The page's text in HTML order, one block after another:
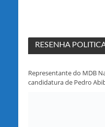
RESENHA
Representante do MDB
candidatura de Pedro